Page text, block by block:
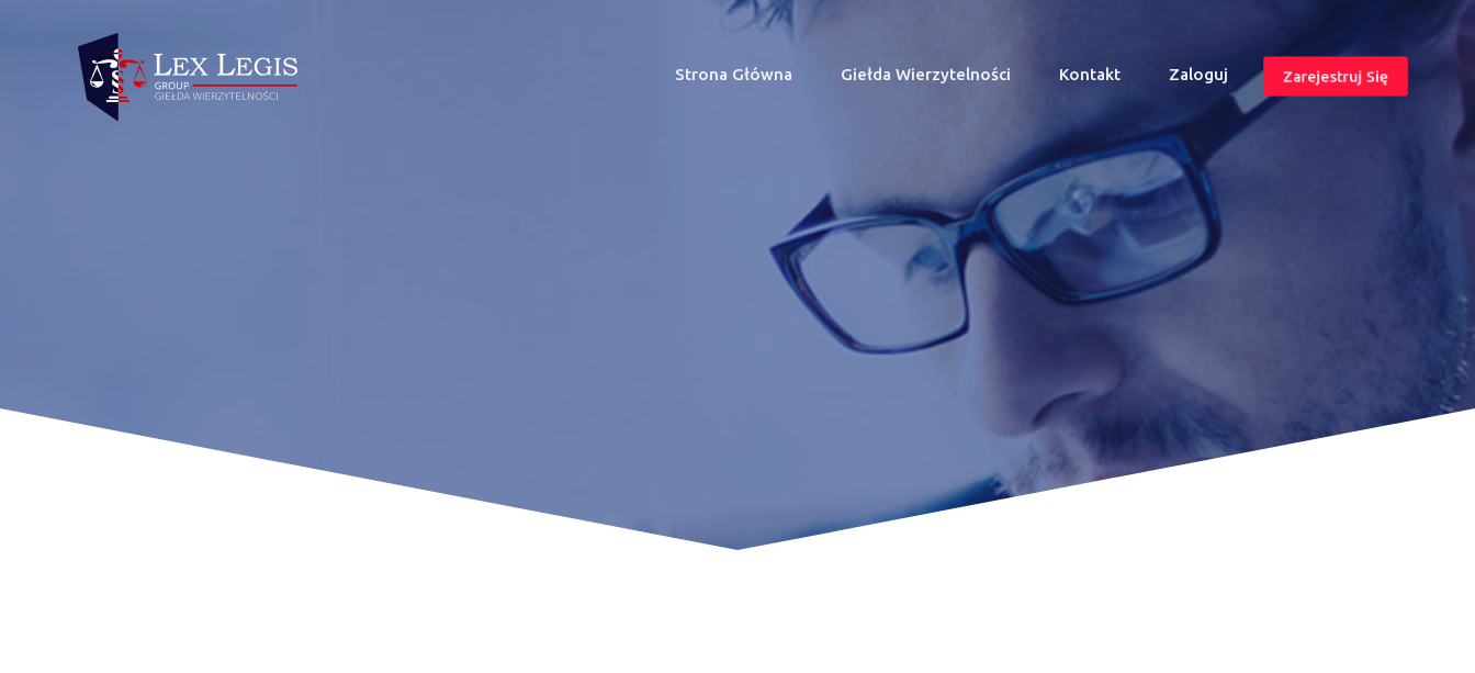
Strona Główna (current)
Giełda Wierzytelności Kontakt Zaloguj Zarejestruj Się